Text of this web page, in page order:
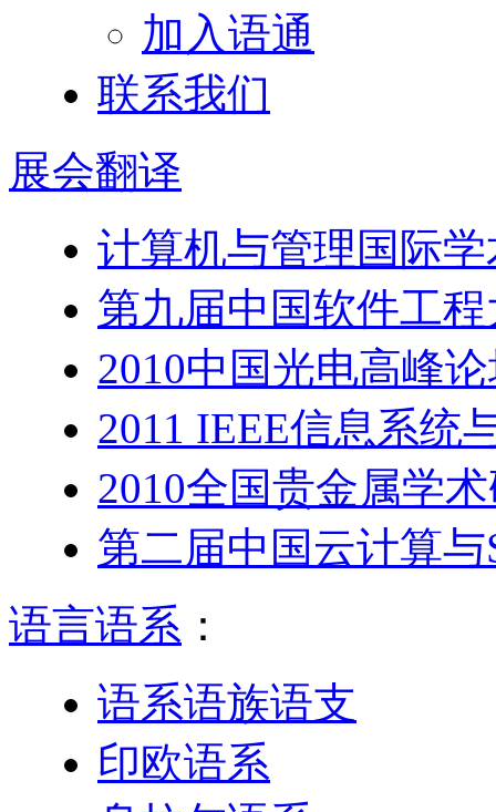
加入语通
联系我们
展会翻译
计算机与管理国际
第九届中国软件工
2010中国光电高峰
2011 IEEE信息系统
2010全国贵金属学
第二届中国云计算与
语言语系 ：
语系语族语支
印欧语系